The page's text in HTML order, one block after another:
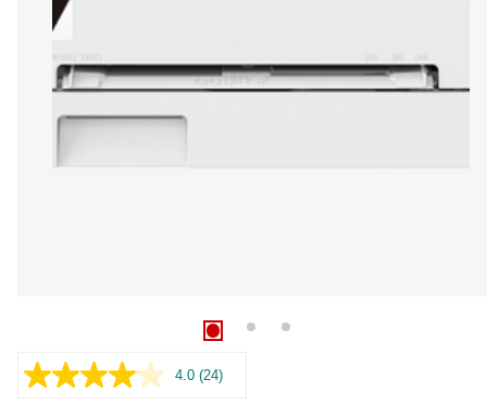
4.0 Læs
(24)